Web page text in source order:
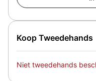
Koop Tweedehands
Niet tweedehands